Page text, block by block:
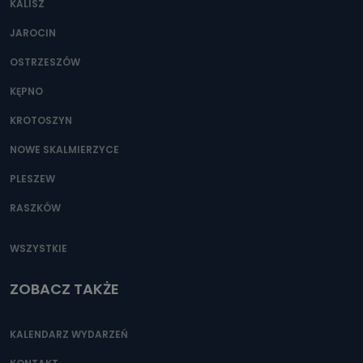
Można to zrobić pod numerem telefonu 62 735-51-05 lub
KALISZ
JAROCIN
OSTRZESZÓW
KĘPNO
KROTOSZYN
NOWE SKALMIERZYCE
PLESZEW
RASZKÓW
WSZYSTKIE
ZOBACZ TAKŻE
KALENDARZ WYDARZEŃ